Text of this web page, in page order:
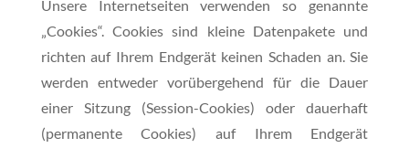
Unsere Internetseiten verwenden so genannte
„Cookies“. Cookies sind kleine Datenpakete und
richten auf Ihrem Endgerät keinen Schaden an. Sie
werden entweder vorübergehend für die Dauer
einer Sitzung (Session-Cookies) oder dauerhaft
(permanente Cookies) auf Ihrem Endgerät